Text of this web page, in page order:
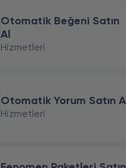
Otomatik Beğeni Satın
Al
Hizmetleri
Otomatik Yorum Satın Al
Hizmetleri